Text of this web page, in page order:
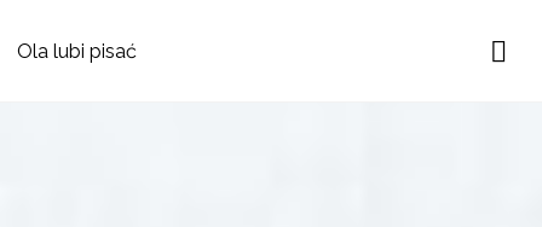
Ola lubi pisać